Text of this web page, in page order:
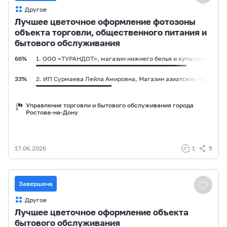
Другое
Лучшее цветочное оформление фотозоны
объекта торговли, общественного питания и
бытового обслуживания
66% 1. ООО «ТУРАНДОТ», магазин нижнего белья и купальников
33% 2. ИП Сурмаева Лейла Амировна, Магазин азиатских
Управление торговли и бытового обслуживания города
Ростова-на-Дону
17.06.2026 1 5
Завершена
Другое
Лучшее цветочное оформление объекта
бытового обслуживания